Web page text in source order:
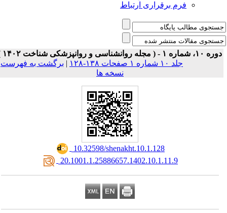
فرم برقراری ارتباط
شماره ۱ - ( مجله روانشناسی و روانپزشکی شناخت ۱۴۰۲ )
جلد ۱۰ شماره ۱ صفحات ۱۳۸-۱۲۸
| برگشت به فهرست
نسخه ها
‎ 10.32598/shenakht.10.1.128
‎ 20.1001.1.25886657.1402.10.1.11.9